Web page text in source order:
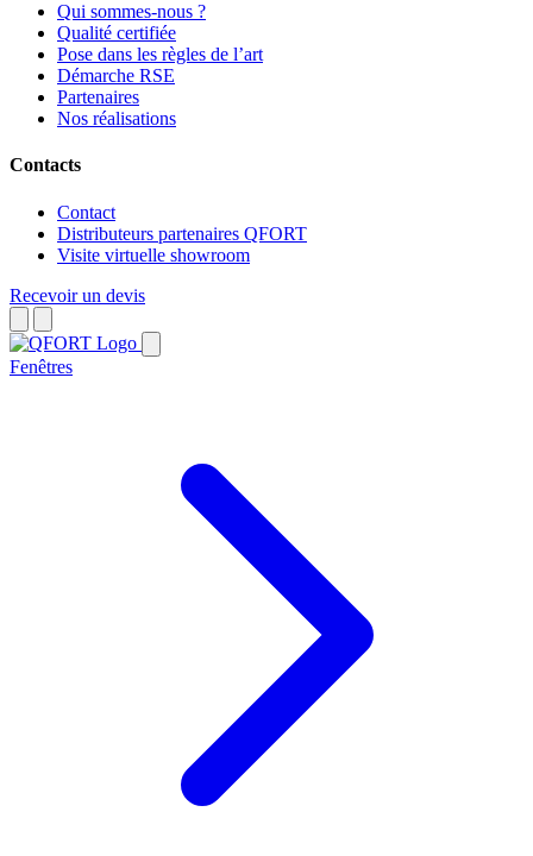
Qui sommes-nous ?
Qualité certifiée
Pose dans les règles de l’art
Démarche RSE
Partenaires
Nos réalisations
Contacts
Contact
Distributeurs partenaires QFORT
Visite virtuelle showroom
Recevoir un devis
Fenêtres